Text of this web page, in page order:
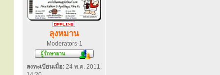
ลุงหมาน
Moderators-1
ลงทะเบียนเมื่อ: 24 พ.ค. 2011,